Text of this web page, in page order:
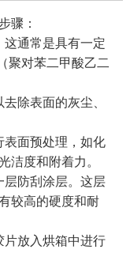
骤：
这通常是具有一定
聚对苯二甲酸乙二
除表面的灰尘、
表面预处理，如化
洁度和附着力。
层防刮涂层。这层
较高的硬度和耐
片放入烘箱中进行